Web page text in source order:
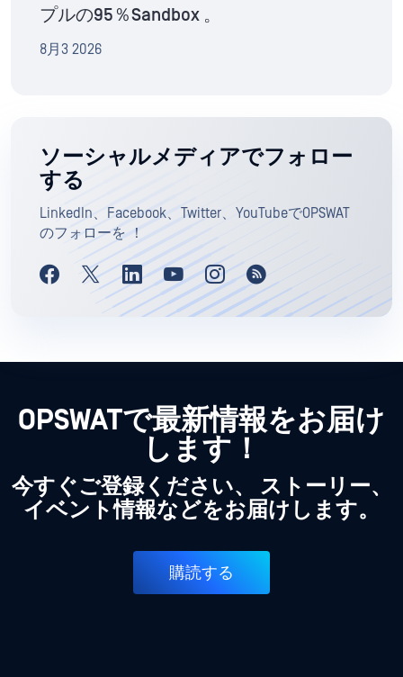
プルの95％Sandbox 。
8月3 2026
ソーシャルメディアでフォロー
する
LinkedIn、Facebook、Twitter、YouTubeでOPSWAT
のフォローを ！
OPSWATで最新情報をお届け
します！
今すぐご登録ください、 ストーリー、
イベント情報などをお届けします。
購読する